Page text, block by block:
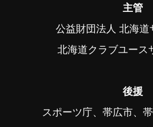
主管
公益財団法人 北海道
北海道クラブユース
後援
スポーツ庁、帯広市、